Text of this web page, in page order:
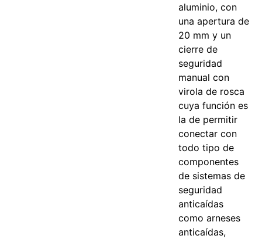
aluminio, con
una apertura de
20 mm y un
cierre de
seguridad
manual con
virola de rosca
cuya función es
la de permitir
conectar con
todo tipo de
componentes
de sistemas de
seguridad
anticaídas
como arneses
anticaídas,